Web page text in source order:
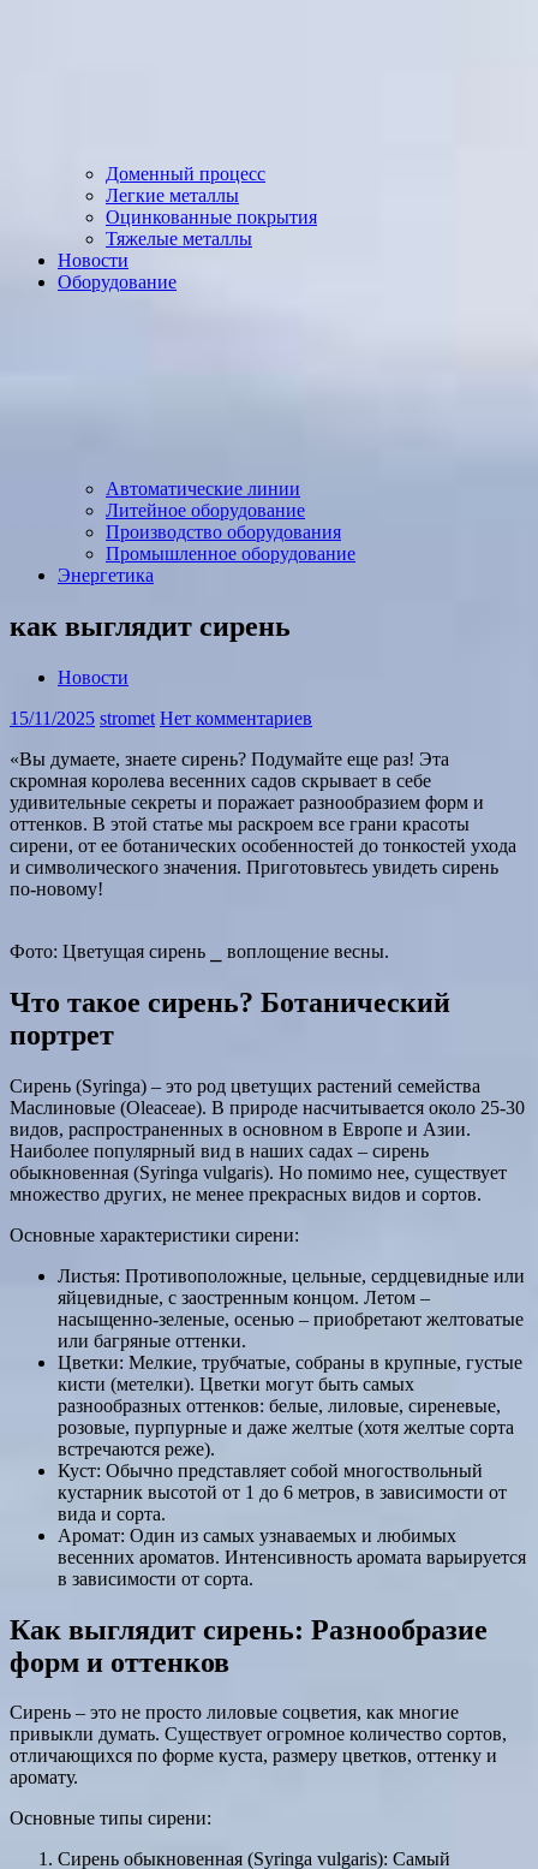
Доменный процесс
Легкие металлы
Оцинкованные покрытия
Тяжелые металлы
Новости
Оборудование
Автоматические линии
Литейное оборудование
Производство оборудования
Промышленное оборудование
Энергетика
как выглядит сирень
Новости
15/11/2025 stromet Нет комментариев
«Вы думаете, знаете сирень? Подумайте еще раз! Эта
скромная королева весенних садов скрывает в себе
удивительные секреты и поражает разнообразием форм и
оттенков. В этой статье мы раскроем все грани красоты
сирени, от ее ботанических особенностей до тонкостей ухода
и символического значения. Приготовьтесь увидеть сирень
по-новому!
Фото: Цветущая сирень ⎯ воплощение весны.
Что такое сирень? Ботанический
портрет
Сирень (Syringa) – это род цветущих растений семейства
Маслиновые (Oleaceae). В природе насчитывается около 25-30
видов, распространенных в основном в Европе и Азии.
Наиболее популярный вид в наших садах – сирень
обыкновенная (Syringa vulgaris). Но помимо нее, существует
множество других, не менее прекрасных видов и сортов.
Основные характеристики сирени:
Листья: Противоположные, цельные, сердцевидные или
яйцевидные, с заостренным концом. Летом –
насыщенно-зеленые, осенью – приобретают желтоватые
или багряные оттенки.
Цветки: Мелкие, трубчатые, собраны в крупные, густые
кисти (метелки). Цветки могут быть самых
разнообразных оттенков: белые, лиловые, сиреневые,
розовые, пурпурные и даже желтые (хотя желтые сорта
встречаются реже).
Куст: Обычно представляет собой многоствольный
кустарник высотой от 1 до 6 метров, в зависимости от
вида и сорта.
Аромат: Один из самых узнаваемых и любимых
весенних ароматов. Интенсивность аромата варьируется
в зависимости от сорта.
Как выглядит сирень: Разнообразие
форм и оттенков
Сирень – это не просто лиловые соцветия, как многие
привыкли думать. Существует огромное количество сортов,
отличающихся по форме куста, размеру цветков, оттенку и
аромату.
Основные типы сирени:
Сирень обыкновенная (Syringa vulgaris): Самый